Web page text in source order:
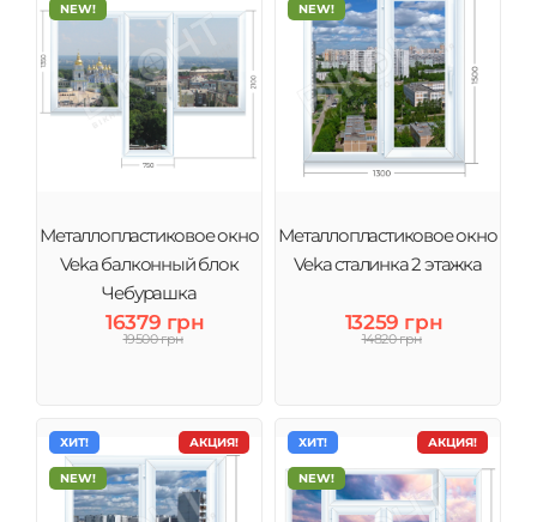
NEW!
Металлопластиковое окно
Veka балконный блок
Чебурашка
16379 грн
19500 грн
NEW!
Металлопластиковое окно
Veka сталинка 2 этажка
13259 грн
14820 грн
АКЦИЯ!
ХИТ!
NEW!
АКЦИЯ!
ХИТ!
NEW!